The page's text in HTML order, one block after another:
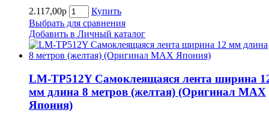
2.117,00р
Купить
Выбрать для сравнения
Добавить в Личный каталог
LM-TP512Y Самоклеящаяся лента ширина
мм длина 8 метров (желтая) (Оригинал MAX
Япония)